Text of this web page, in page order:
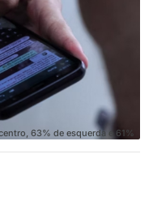
63% de esquerda e 61%